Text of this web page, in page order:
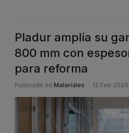
Pladur amplía su
800 mm con
para reforma
Publicado en Materiales 12 Feb 2026